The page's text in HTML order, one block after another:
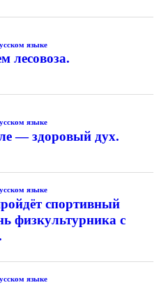
языке
лесовоза.
языке
— здоровый дух.
языке
спортивный
физкультурника с
языке